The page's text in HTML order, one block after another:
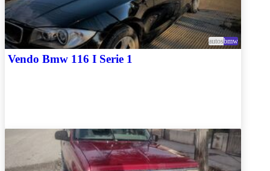
autosbmw
Vendo Bmw 116 I Serie 1